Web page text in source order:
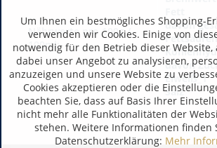
Nährwerte pro 100g /
100ml:
davon
Fettsäuren
davon
Eiweiß_1
Salz
Um Ihnen ein bestmögliches Shopping-
verwenden wir Cookies. Einige von
notwendig für den Betrieb dieser
dabei unser Angebot zu analysieren,
anzuzeigen und unsere Website zu
Cookies akzeptieren oder die
beachten Sie, dass auf Basis Ihrer
nicht mehr alle Funktionalitäten der
stehen. Weitere Informationen finden
Datenschutzerklärung: Mehr